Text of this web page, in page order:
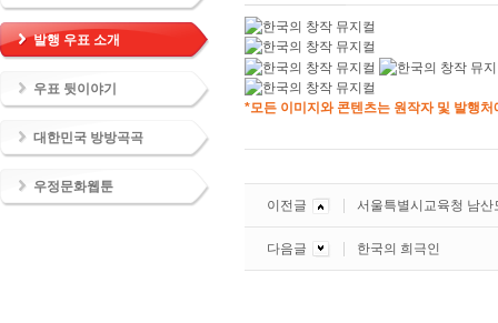
발행 우표 소개
우표 뒷이야기
대한민국 방방곡곡
우정문화웹툰
*모든 이미지와 콘텐츠는 원작자 및 발행
이전글 서울특별시교육청 남
다음글 한국의 희극인